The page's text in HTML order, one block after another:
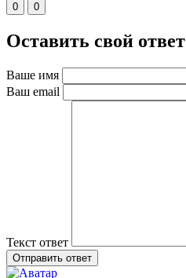
0
0
Оставить свой ответ
Ваше имя
Ваш email
Текст ответ
Отправить ответ